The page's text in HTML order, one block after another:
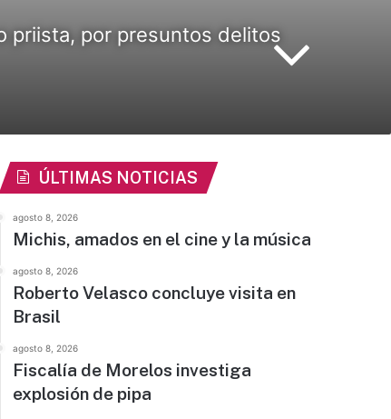
priista, por presuntos delitos
ÚLTIMAS NOTICIAS
agosto 8, 2026
Michis, amados en el cine y la música
agosto 8, 2026
Roberto Velasco concluye visita en
Brasil
agosto 8, 2026
Fiscalía de Morelos investiga
explosión de pipa